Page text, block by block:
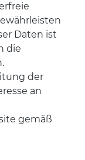
Daten ist
die
der
an
gemäß